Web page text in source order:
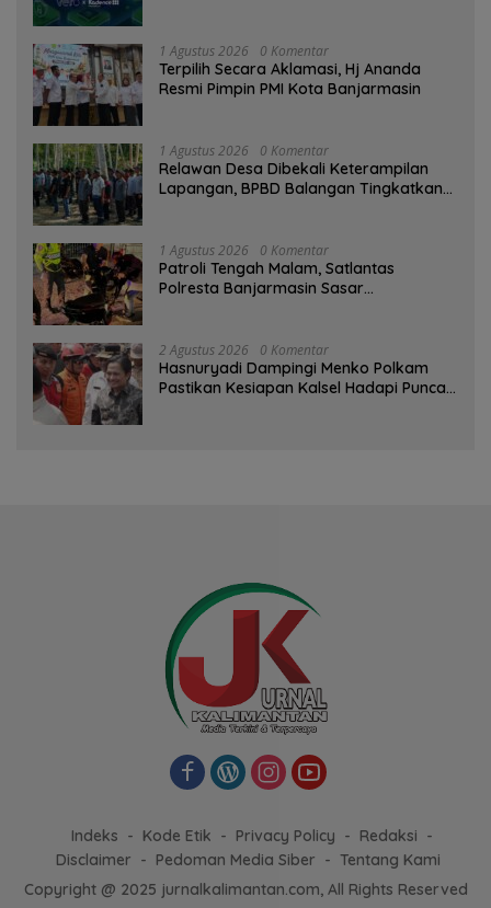
1 Agustus 2026 0 Komentar
‎Terpilih Secara Aklamasi, Hj Ananda
Resmi Pimpin PMI Kota Banjarmasin
1 Agustus 2026 0 Komentar
Relawan Desa Dibekali Keterampilan
Lapangan, BPBD Balangan Tingkatkan
1 Agustus 2026 0 Komentar
Patroli Tengah Malam, Satlantas
Polresta Banjarmasin Sasar
2 Agustus 2026 0 Komentar
Hasnuryadi Dampingi Menko Polkam
Pastikan Kesiapan Kalsel Hadapi Puncak
Indeks Kode Etik Privacy Policy
Redaksi
Disclaimer
Pedoman Media Siber
Tentang Kami
Copyright @ 2025 jurnalkalimantan.com, All Rights Reserved